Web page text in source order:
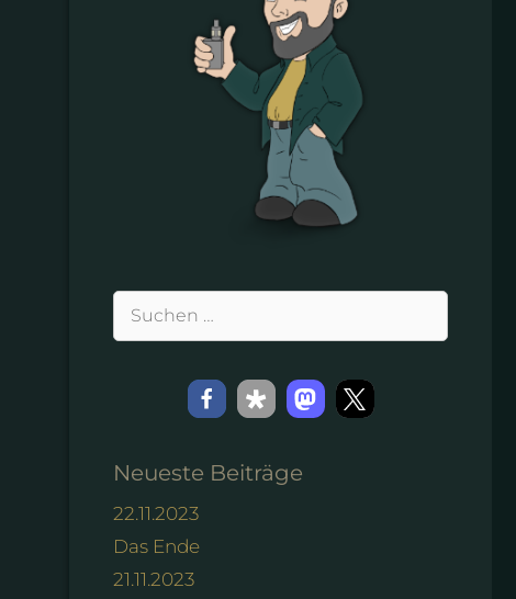
Suchen
Neueste Beiträge
22.11.2023
Das Ende
21.11.2023